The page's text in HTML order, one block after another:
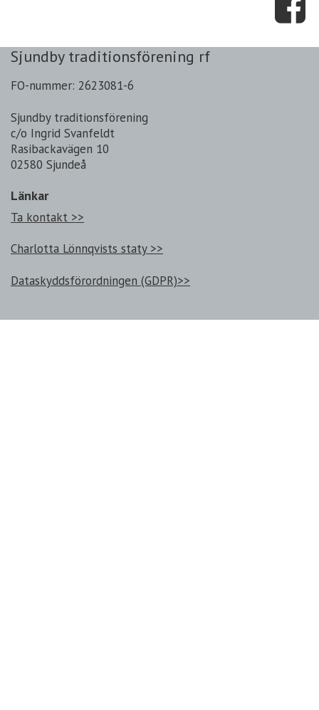
Sjundby traditionsförening rf
FO-nummer: 2623081-6
Sjundby traditionsförening
c/o Ingrid Svanfeldt
Rasibackavägen 10
02580 Sjundeå
Länkar
Ta kontakt >>
Charlotta Lönnqvists staty >>
Dataskyddsförordningen (GDPR)>>